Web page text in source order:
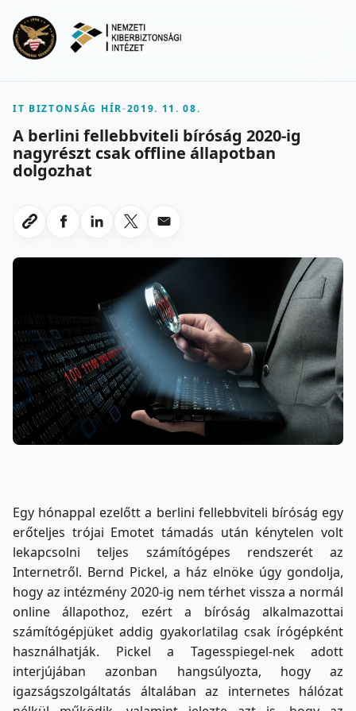
IT BIZTONSÁG HÍR-2019. 11. 08.
A berlini fellebbviteli bíróság 2020-ig
nagyrészt csak offline állapotban
dolgozhat
Link masolasa
Megosztas Facebookon
Megosztas LinkedInen
Megosztas X-en
Megosztas emailben
Egy hónappal ezelőtt a berlini fellebbviteli bíróság egy
erőteljes trójai Emotet támadás után kénytelen volt
lekapcsolni teljes számítógépes rendszerét az
Internetről. Bernd Pickel, a ház elnöke úgy gondolja,
hogy az intézmény 2020-ig nem térhet vissza a normál
online állapothoz, ezért a bíróság alkalmazottai
számítógépjüket addig gyakorlatilag csak írógépként
használhatják. Pickel a Tagesspiegel-nek adott
interjújában azonban hangsúlyozta, hogy az
igazságszolgáltatás általában az internetes hálózat